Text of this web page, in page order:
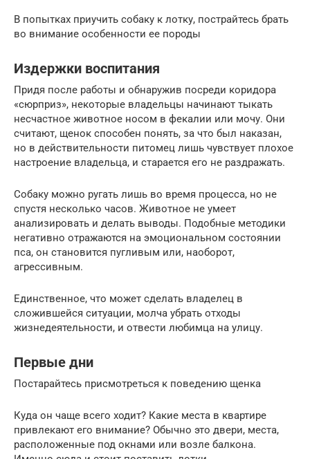
В попытках приучить собаку к лотку, пострайтесь брать
во внимание особенности ее породы
Издержки воспитания
Придя после работы и обнаружив посреди коридора
«сюрприз», некоторые владельцы начинают тыкать
несчастное животное носом в фекалии или мочу. Они
считают, щенок способен понять, за что был наказан,
но в действительности питомец лишь чувствует плохое
настроение владельца, и старается его не раздражать.
Собаку можно ругать лишь во время процесса, но не
спустя несколько часов. Животное не умеет
анализировать и делать выводы. Подобные методики
негативно отражаются на эмоциональном состоянии
пса, он становится пугливым или, наоборот,
агрессивным.
Единственное, что может сделать владелец в
сложившейся ситуации, молча убрать отходы
жизнедеятельности, и отвести любимца на улицу.
Первые дни
Постарайтесь присмотреться к поведению щенка
Куда он чаще всего ходит? Какие места в квартире
привлекают его внимание? Обычно это двери, места,
расположенные под окнами или возле балкона.